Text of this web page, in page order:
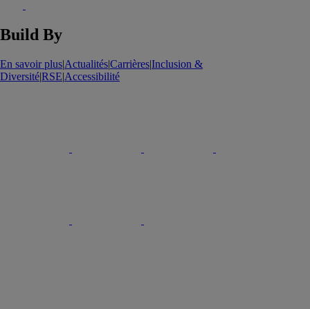
Build By
En savoir plus|Actualités|Carrières|Inclusion &
Diversité|RSE|Accessibilité